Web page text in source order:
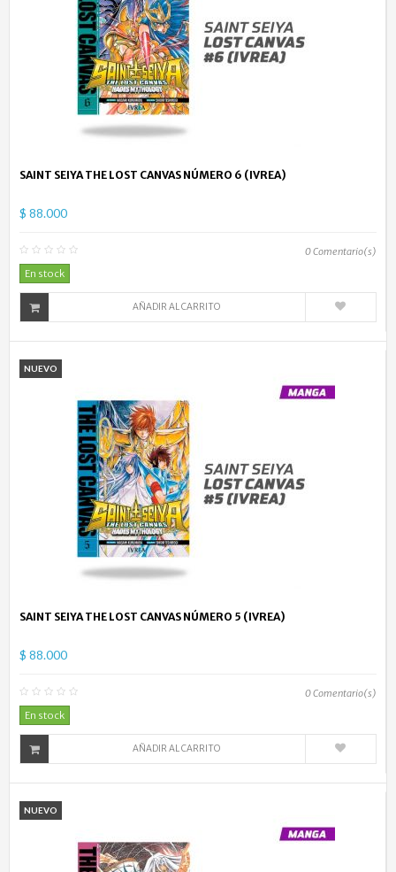
SAINT SEIYA THE LOST CANVAS NÚMERO 6 (IVREA)
$ 88.000
0Comentario(s)
En stock
AÑADIR AL CARRITO
NUEVO
SAINT SEIYA THE LOST CANVAS NÚMERO 5 (IVREA)
$ 88.000
0Comentario(s)
En stock
AÑADIR AL CARRITO
NUEVO